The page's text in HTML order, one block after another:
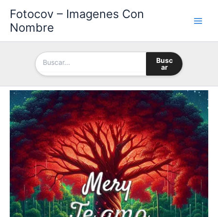
contenido
Fotocov – Imagenes Con
Nombre
Busc
ar